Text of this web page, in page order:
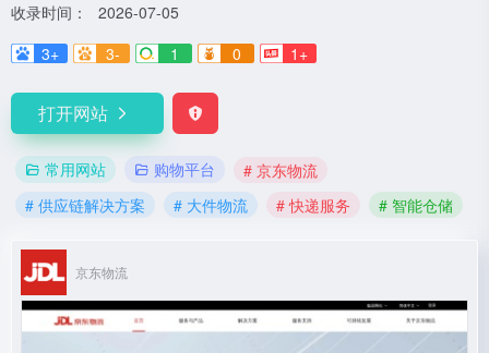
收录时间：
2026-07-05
3+
3- 1 0 1+
打开网站
常用网站 购物平台
# 京东物流
# 供应链解决方案
# 大件物流 # 快递服务 # 智能仓储
京东物流